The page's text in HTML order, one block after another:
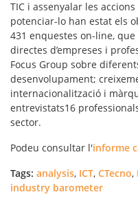
TIC i assenyalar les
potenciar-lo han estat els
431 enquestes on-line,
directes d’empreses i
Focus Group sobre
desenvolupament;
internacionalització i
entrevistats16
sector.
Podeu consultar l'informe
Tags: analysis, ICT, CTecno,
industry barometer